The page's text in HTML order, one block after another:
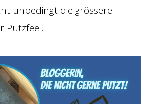
unbedingt die grössere
Putzfee…